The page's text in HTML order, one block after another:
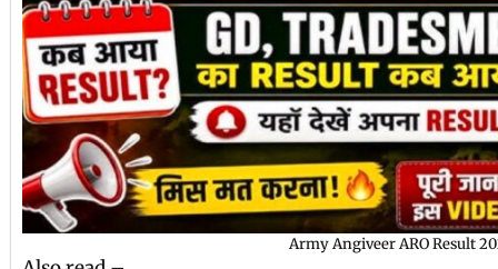
Army Angiveer ARO Result